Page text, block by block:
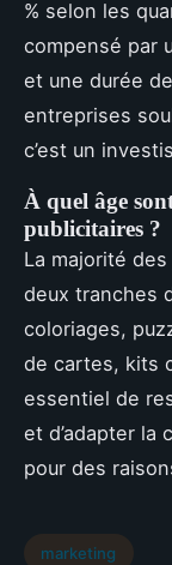
% selon les
compensé par
et une durée
entreprises
c’est un
À quel âge
publicitaires ?
La majorité
deux tranches
coloriages,
de cartes, kits
essentiel de
et d’adapter la
pour des
marketing